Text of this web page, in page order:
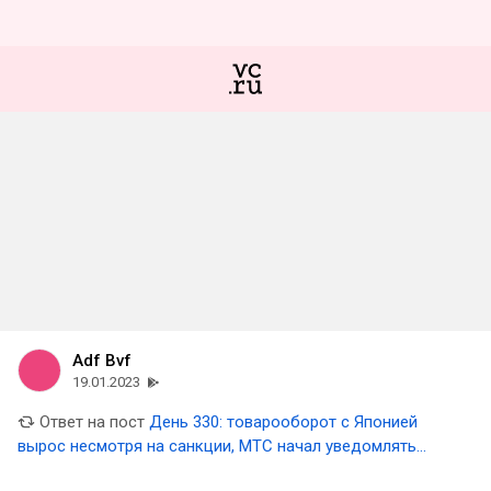
Adf Bvf
19.01.2023
Ответ на пост День 330: товарооборот с Японией
вырос несмотря на санкции, МТС начал уведомлять